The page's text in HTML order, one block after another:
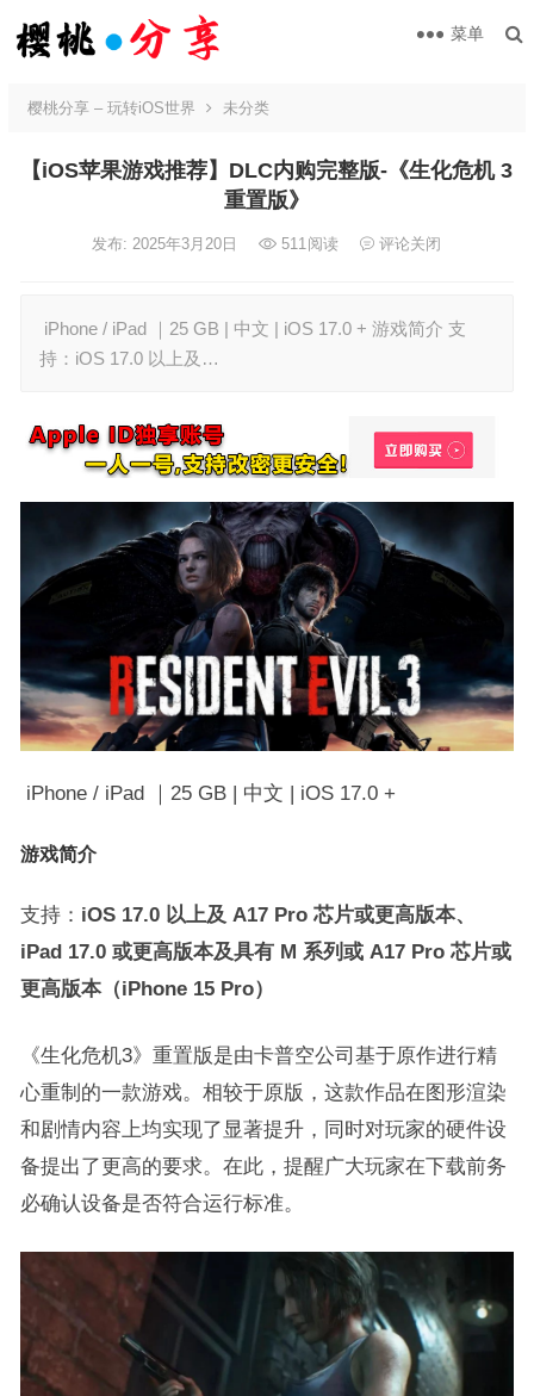
菜单
樱桃分享 – 玩转iOS世界 未分类
【iOS苹果游戏推荐】DLC内购完整版-《生化危机 3
重置版》
发布: 2025年3月20日 511阅读 评论关闭
iPhone / iPad ｜25 GB | 中文 | iOS 17.0 + 游戏简介 支
持：iOS 17.0 以上及…
iPhone / iPad ｜25 GB | 中文 | iOS 17.0 +
游戏简介
支持： iOS 17.0 以上及 A17 Pro 芯片或更高版本、
iPad 17.0 或更高版本及具有 M 系列或 A17 Pro 芯片或
更高版本（iPhone 15 Pro）
《生化危机3》重置版是由卡普空公司基于原作进行精
心重制的一款游戏。相较于原版，这款作品在图形渲染
和剧情内容上均实现了显著提升，同时对玩家的硬件设
备提出了更高的要求。在此，提醒广大玩家在下载前务
必确认设备是否符合运行标准。